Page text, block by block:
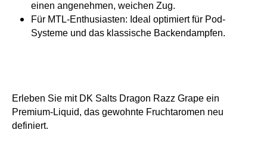
einen angenehmen, weichen Zug.
Für MTL-Enthusiasten: Ideal optimiert für Pod-
Systeme und das klassische Backendampfen.
Erleben Sie mit DK Salts Dragon Razz Grape ein
Premium-Liquid, das gewohnte Fruchtaromen neu
definiert.